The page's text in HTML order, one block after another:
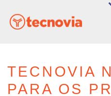
TECNOVIA
PARA OS